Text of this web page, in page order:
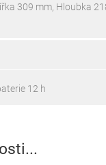
309 mm, Hloubka
12 h